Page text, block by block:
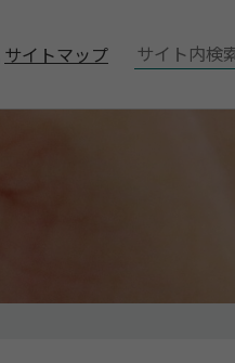
サイトマップ
サ
イ
ト